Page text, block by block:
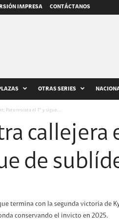
IMPRESA CONTÁCTANOS
OTRAS SERIES
Pato rescata el 7° y sigue...
callejera
de
termina con la segunda victoria de
conservando el invicto en 2025.